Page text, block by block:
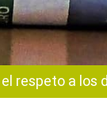
el respeto a los